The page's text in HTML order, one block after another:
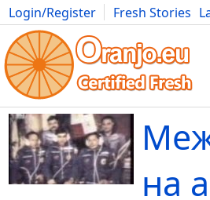
Login/Register Fresh Stories
Movies Anime Music Art Cars
на